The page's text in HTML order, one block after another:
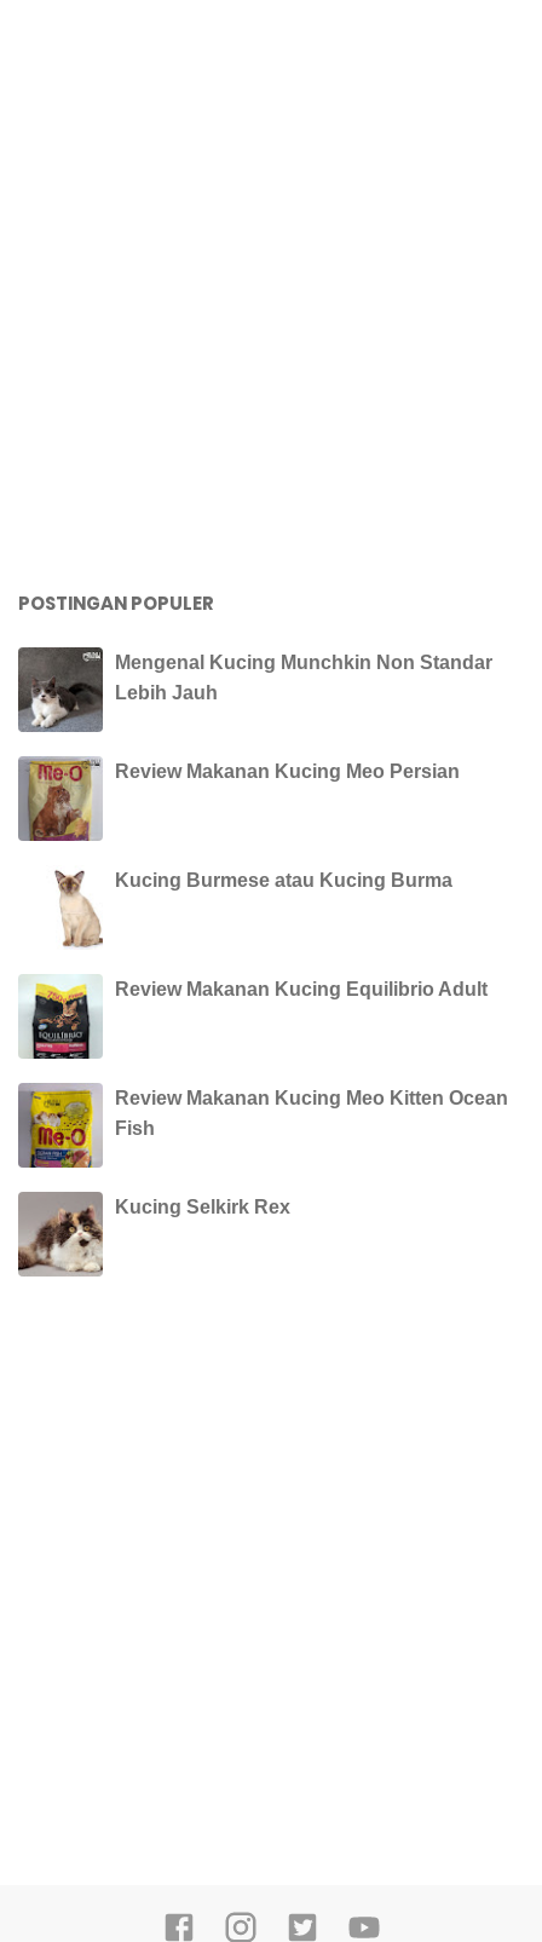
POSTINGAN POPULER
Mengenal Kucing Munchkin Non Standar
Lebih Jauh
Review Makanan Kucing Meo Persian
Kucing Burmese atau Kucing Burma
Review Makanan Kucing Equilibrio Adult
Review Makanan Kucing Meo Kitten Ocean
Fish
Kucing Selkirk Rex